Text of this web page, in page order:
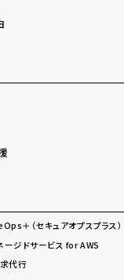
＋（セキュアオプスプラス）
ージドサービス for AWS
代行